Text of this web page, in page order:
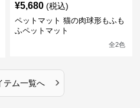
¥5,680 (税込)
ペットマット 猫の肉球形もふも
ふペットマット
全2色
テム一覧へ ›